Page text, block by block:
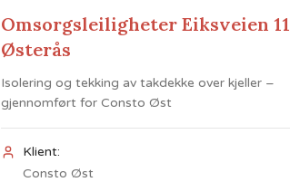
Omsorgsleiligheter Eiksveien
Østerås
Isolering og tekking av takdekke over kjeller –
gjennomført for Consto Øst
Klient:
Consto Øst